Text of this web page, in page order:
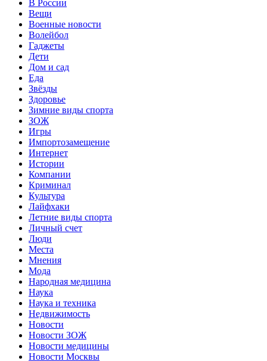
В России
Вещи
Военные новости
Волейбол
Гаджеты
Дети
Дом и сад
Еда
Звёзды
Здоровье
Зимние виды спорта
ЗОЖ
Игры
Импортозамещение
Интернет
Истории
Компании
Криминал
Культура
Лайфхаки
Летние виды спорта
Личный счет
Люди
Места
Мнения
Мода
Народная медицина
Наука
Наука и техника
Недвижимость
Новости
Новости ЗОЖ
Новости медицины
Новости Москвы